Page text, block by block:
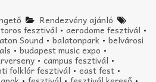
Rendezvény ajánló
fesztivál • aerodome fesztivál •
Sound • balatonpark • belvárosi
• budapest music expo •
• campus fesztivál •
folklór fesztivál • east fest •